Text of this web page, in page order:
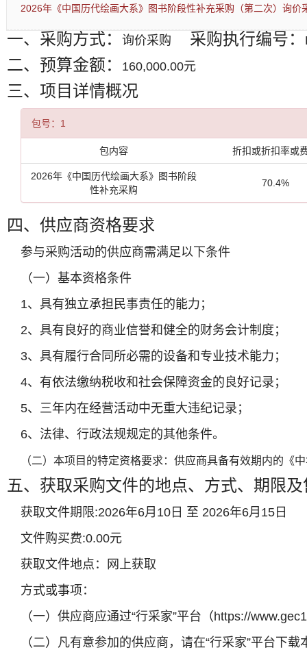
2026年《中国历代绘画大系》图书阶段性补充采购（第二次）询价
一、采购方式： 询价采购 采购执行编号：
二、预算金额： 160,000.00元
三、项目详情概况
包号：1
包内容 折扣或折扣率或
2026年《中国历代绘画大系》图书阶段
性补充采购
70.4%
四、供应商资格要求
参与采购活动的供应商需满足以下条件
（一）基本资格条件
1、具有独立承担民事责任的能力；
2、具有良好的商业信誉和健全的财务会计制度；
3、具有履行合同所必需的设备和专业技术能力；
4、有依法缴纳税收和社会保障资金的良好记录；
5、三年内在经营活动中无重大违纪记录；
6、法律、行政法规规定的其他条件。
（二）本项目的特定资格要求：供应商具备有效期内的《
五、获取采购文件的地点、方式、期限及
获取文件期限:2026年6月10日 至 2026年6月15日
文件购买费:0.00元
获取文件地点：网上获取
方式或事项：
（一）供应商应通过“行采家”平台（https://
（二）凡有意参加的供应商，请在“行采家”平台下